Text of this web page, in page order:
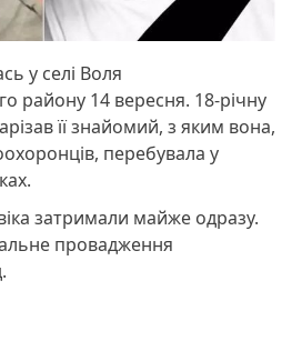
у селі Воля
району 14 вересня. 18-річну
її знайомий, з яким вона,
перебувала у
затримали майже одразу.
провадження